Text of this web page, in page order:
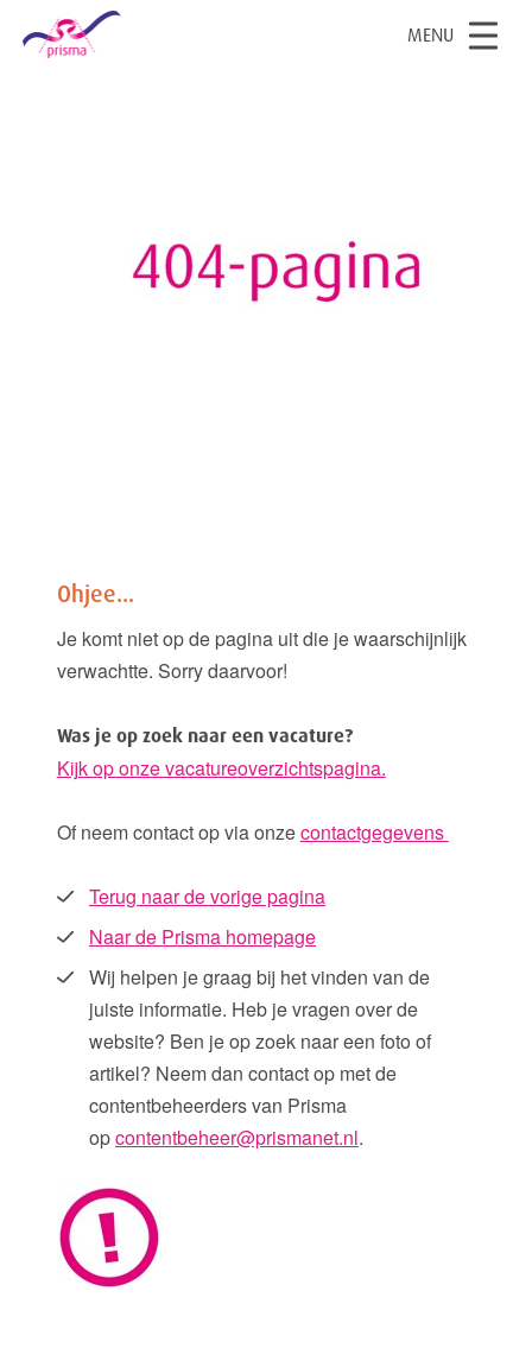
OPEN
MENU
Ohjee...
Je komt niet op de pagina uit die je waarschijnlijk
verwachtte. Sorry daarvoor!
Was je op zoek naar een vacature?
Kijk op onze vacatureoverzichtspagina.
Of neem contact op via onzecontactgegevens
Terug naar de vorige pagina
Naar de Prisma homepage
Wij helpen je graag bij het vinden van de
juiste informatie. Heb je vragen over de
website? Ben je op zoek naar een foto of
artikel? Neem dan contact op met de
contentbeheerders van Prisma
opcontentbeheer@prismanet.nl.